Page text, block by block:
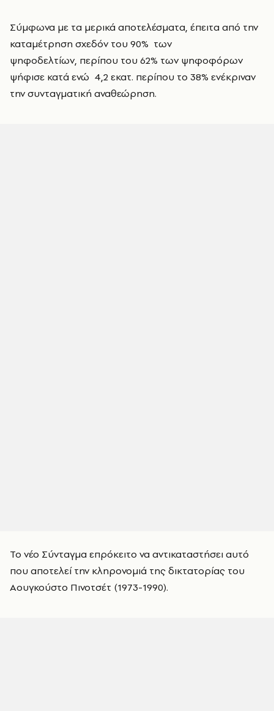
Σύμφωνα με τα μερικά αποτελέσματα, έπειτα από την
καταμέτρηση σχεδόν του 90% των
ψηφοδελτίων, περίπου του 62% των ψηφοφόρων
ψήφισε κατά ενώ 4,2 εκατ. περίπου το 38% ενέκριναν
την συνταγματική αναθεώρηση.
Το νέο Σύνταγμα επρόκειτο να αντικαταστήσει αυτό
που αποτελεί την κληρονομιά της δικτατορίας του
Αουγκούστο Πινοτσέτ (1973-1990).